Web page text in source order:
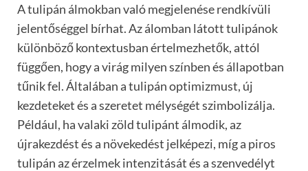
A tulipán álmokban való megjelenése rendkívüli
jelentőséggel bírhat. Az álomban látott tulipánok
különböző kontextusban értelmezhetők, attól
függően, hogy a virág milyen színben és állapotban
tűnik fel. Általában a tulipán optimizmust, új
kezdeteket és a szeretet mélységét szimbolizálja.
Például, ha valaki zöld tulipánt álmodik, az
újrakezdést és a növekedést jelképezi, míg a piros
tulipán az érzelmek intenzitását és a szenvedélyt